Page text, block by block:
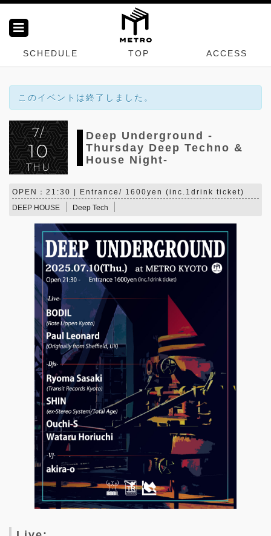
SCHEDULE TOP ACCESS
このイベントは終了しました。
7/
10
THU
Deep Underground -
Thursday Deep Techno &
House Night-
OPEN：21:30 | Entrance/ 1600yen (inc.1drink ticket)
DEEP HOUSE
Deep Tech